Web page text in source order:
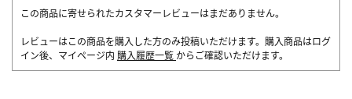
この商品に寄せられたカスタマーレビューはまだありません。
レビューはこの商品を購入した方のみ投稿いただけます。購入商品はログ
イン後、マイページ内 購入履歴一覧 からご確認いただけます。